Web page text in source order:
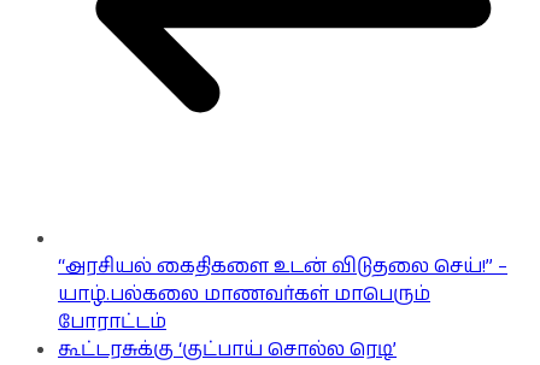
“அரசியல் கைதிகளை உடன் விடுதலை செய்!” –
யாழ்.பல்கலை மாணவர்கள் மாபெரும்
போராட்டம்
கூட்டரசுக்கு ‘குட்பாய் சொல்ல ரெடி’